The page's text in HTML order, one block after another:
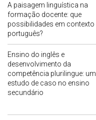
A paisagem linguística na
formação docente: que
possibilidades em contexto
português?
Ensino do inglês e
desenvolvimento da
competência plurilingue: um
estudo de caso no ensino
secundário